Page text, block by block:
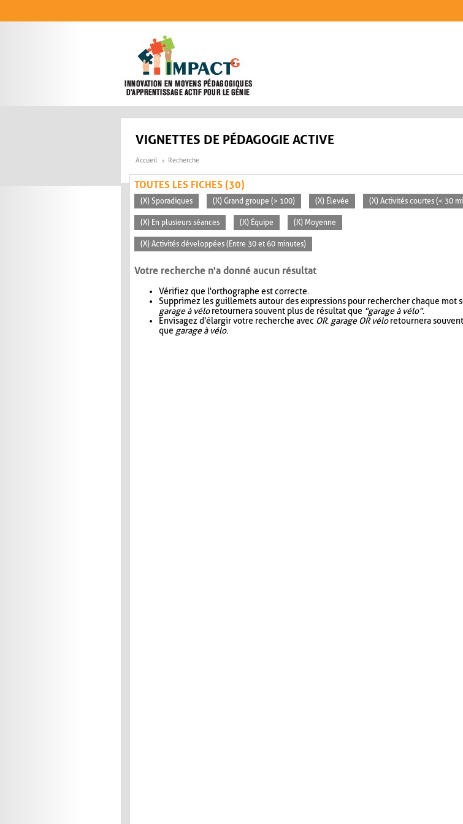
VIGNETTES DE PÉDAGOGIE ACTIVE
Accueil Recherche
TOUTES LES FICHES (30)
(X) Sporadiques (X) Grand groupe (> 100) (X) Élevée (X) Activités courtes (< 30
(X) En plusieurs séances (X) Équipe (X) Moyenne
(X) Activités développées (Entre 30 et 60 minutes)
Votre recherche n'a donné aucun résultat
Vérifiez que l'orthographe est correcte.
Supprimez les guillemets autour des expressions pour rechercher chaque mot
garage à véloretournera souvent plus de résultat que "garage à vélo".
Envisagez d'élargir votre recherche avec OR. garage OR véloretournera
que garage à vélo.